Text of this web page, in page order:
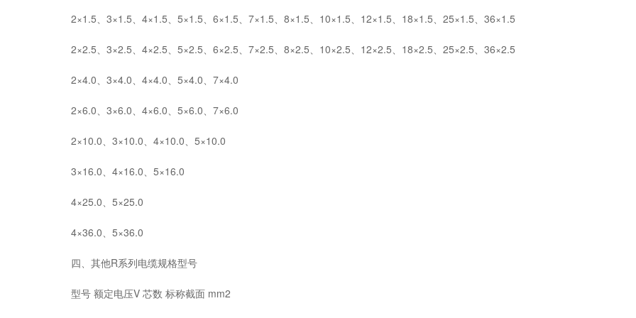
2×1.5、3×1.5、4×1.5、5×1.5、6×1.5、7×1.5、8×1.5、10×1.5、12×1.5、18×1.5、25×1.5、36×1.5
2×2.5、3×2.5、4×2.5、5×2.5、6×2.5、7×2.5、8×2.5、10×2.5、12×2.5、18×2.5、25×2.5、36×2.5
2×4.0、3×4.0、4×4.0、5×4.0、7×4.0
2×6.0、3×6.0、4×6.0、5×6.0、7×6.0
2×10.0、3×10.0、4×10.0、5×10.0
3×16.0、4×16.0、5×16.0
4×25.0、5×25.0
4×36.0、5×36.0
四、其他R系列电缆规格型号
型号 额定电压V 芯数 标称截面 mm2